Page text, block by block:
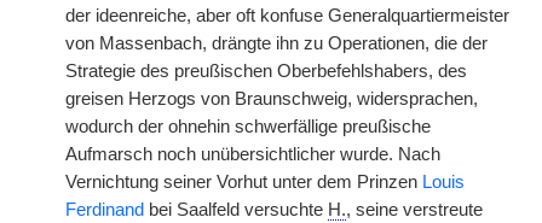
der ideenreiche, aber oft konfuse Generalquartiermeister
von Massenbach, drängte ihn zu Operationen, die der
Strategie des preußischen Oberbefehlshabers, des
greisen Herzogs von Braunschweig, widersprachen,
wodurch der ohnehin schwerfällige preußische
Aufmarsch noch unübersichtlicher wurde. Nach
Vernichtung seiner Vorhut unter dem Prinzen Louis
Ferdinand bei Saalfeld versuchte H., seine verstreute